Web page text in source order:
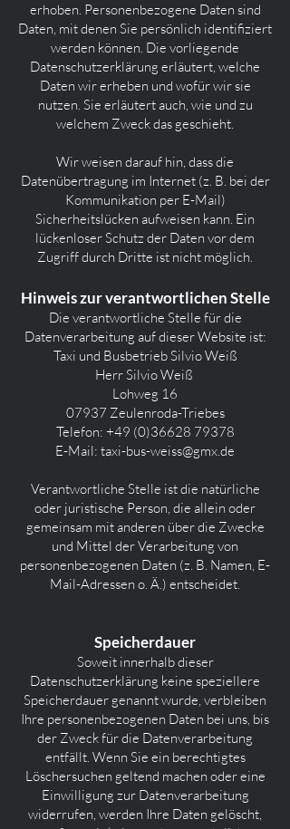
erhoben. Personenbezogene Daten sind
Daten, mit denen Sie persönlich identifiziert
werden können. Die vorliegende
Datenschutzerklärung erläutert, welche
Daten wir erheben und wofür wir sie
nutzen. Sie erläutert auch, wie und zu
welchem Zweck das geschieht.
Wir weisen darauf hin, dass die
Datenübertragung im Internet (z. B. bei der
Kommunikation per E-Mail)
Sicherheitslücken aufweisen kann. Ein
lückenloser Schutz der Daten vor dem
Zugriff durch Dritte ist nicht möglich.
Hinweis zur verantwortlichen Stelle
Die verantwortliche Stelle für die
Datenverarbeitung auf dieser Website ist:
Taxi und Busbetrieb Silvio Weiß
Herr Silvio Weiß
Lohweg 16
07937 Zeulenroda-Triebes
Telefon: +49 (0)36628 79378
E-Mail: taxi-bus-weiss@gmx.de
Verantwortliche Stelle ist die natürliche
oder juristische Person, die allein oder
gemeinsam mit anderen über die Zwecke
und Mittel der Verarbeitung von
personenbezogenen Daten (z. B. Namen, E-
Mail-Adressen o. Ä.) entscheidet.
Speicherdauer
Soweit innerhalb dieser
Datenschutzerklärung keine speziellere
Speicherdauer genannt wurde, verbleiben
Ihre personenbezogenen Daten bei uns, bis
der Zweck für die Datenverarbeitung
entfällt. Wenn Sie ein berechtigtes
Löschersuchen geltend machen oder eine
Einwilligung zur Datenverarbeitung
widerrufen, werden Ihre Daten gelöscht,